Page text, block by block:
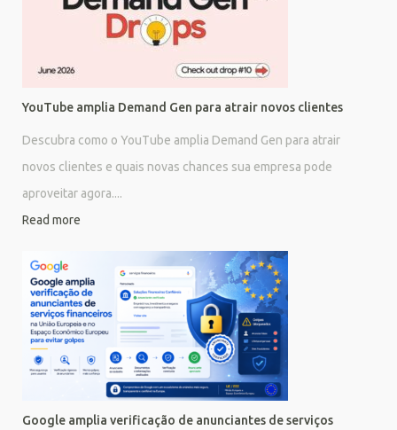
YouTube amplia Demand Gen para atrair novos clientes
Descubra como o YouTube amplia Demand Gen para atrair
novos clientes e quais novas chances sua empresa pode
aproveitar agora....
Read more
Google amplia verificação de anunciantes de serviços